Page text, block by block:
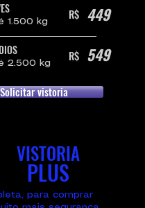
1.500 kg R$ 449
2.500 kg R$ 549
Solicitar vistoria
PLUS
VISTORIA
para comprar